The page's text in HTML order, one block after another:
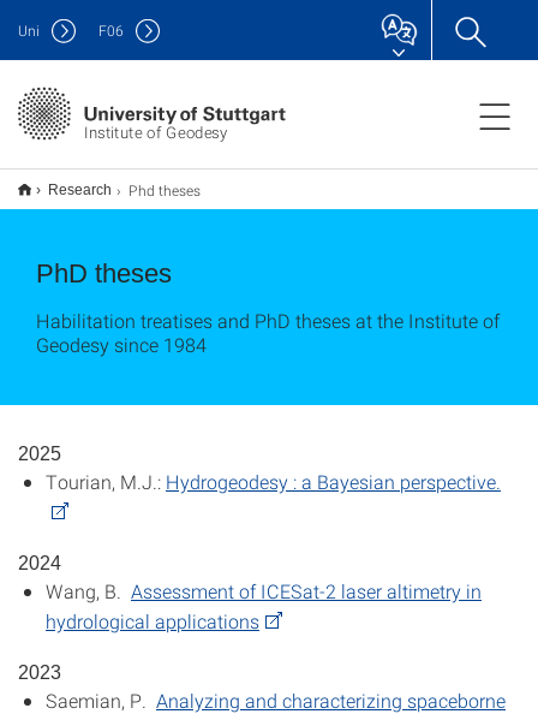
Institute of Geodesy
Uni F06
Research Phd theses
PhD theses
Habilitation treatises and PhD theses at the Institute of
Geodesy since 1984
2025
Tourian, M.J.: Hydrogeodesy : a Bayesian perspective.
2024
Wang, B. Assessment of ICESat-2 laser altimetry in
hydrological applications
2023
Saemian, P. Analyzing and characterizing spaceborne